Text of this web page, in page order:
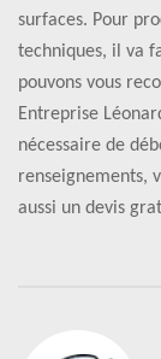
surfaces. Pour
techniques, il va
pouvons vous
Entreprise
nécessaire de
renseignements,
aussi un devis